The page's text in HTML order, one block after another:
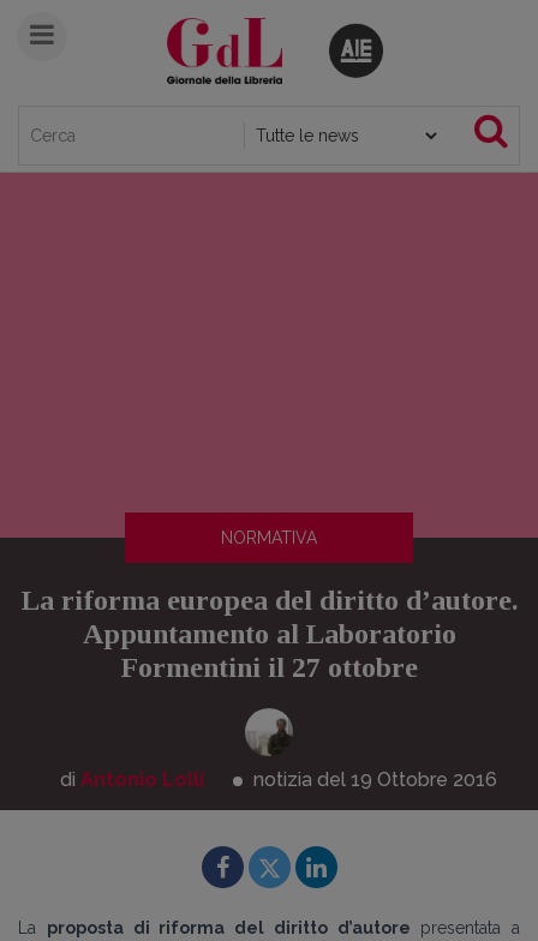
NORMATIVA
La riforma europea del diritto d’autore.
Appuntamento al Laboratorio
Formentini il 27 ottobre
di Antonio Lolli notizia del 19 Ottobre 2016
La proposta di riforma del diritto d’autore presentata a